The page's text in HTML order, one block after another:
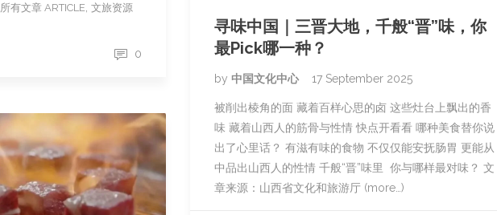
所有文章 ARTICLE 文旅资源
0
寻味中国｜三晋大地，千般“晋”味，你
最Pick哪一种？
by 中国文化中心 17 September 2025
被削出棱角的面 藏着百样心思的卤 这些灶台上飘出的香
味 藏着山西人的筋骨与性情 快点开看看 哪种美食替你说
出了心里话？ 有滋有味的食物 不仅仅能安抚肠胃 更能从
中品出山西人的性情 千般“晋”味里 你与哪样最对味？ 文
章来源：山西省文化和旅游厅 (more…)